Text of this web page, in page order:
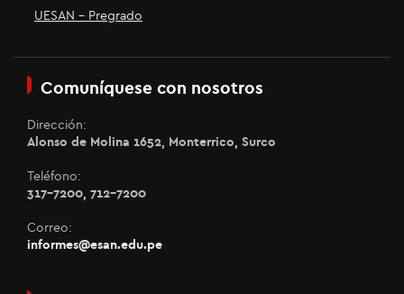
UESAN - Pregrado
Comuníquese con nosotros
Dirección:
Alonso de Molina 1652, Monterrico, Surco
Teléfono:
317-7200, 712-7200
Correo:
informes@esan.edu.pe